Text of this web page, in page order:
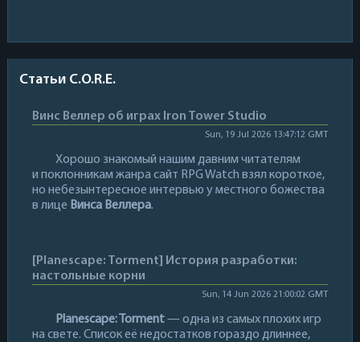
Статьи C.O.R.E.
Винс Веллер об играх Iron Tower Studio
Sun, 19 Jul 2026 13:47:12 GMT
Хорошо знакомый нашим давним читателям
и поклонникам жанра сайт RPG Watch взял короткое,
но небезынтересное интервью у местного божества
в лице Винса Веллера.
[Planescape: Torment] История разработки:
настольные корни
Sun, 14 Jun 2026 21:00:02 GMT
Planescape: Torment— одна из самых плохих игр
на свете. Список её недостатков гораздо длиннее,